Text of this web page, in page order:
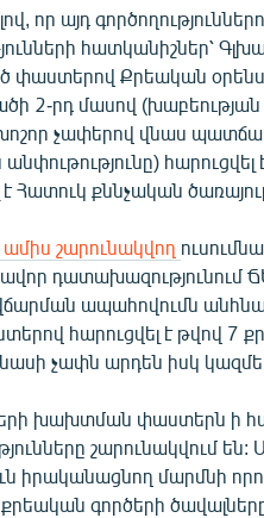
որ այդ
հատկանիշներ՝
փաստերով Քրեական
2-րդ մասով
չափերով վնաս
Հատուկ քննչական
շարունակվող
ապահովումն
հարուցվել է թվով 7
չափն արդեն իսկ կազմել
խախտման փաստերն ի
շարունակվում
իրականացնող մարմնի
գործերի